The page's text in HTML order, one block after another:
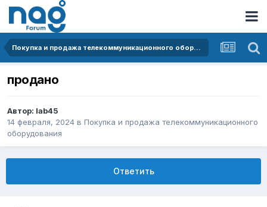
Покупка и продажа телекоммуникационного оборудования
продано
Автор: lab45
14 февраля, 2024 в Покупка и продажа телекоммуникационного
оборудования
Ответить